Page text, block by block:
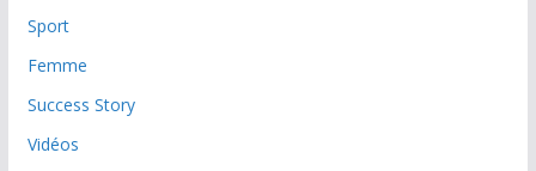
Sport
Femme
Success Story
Vidéos